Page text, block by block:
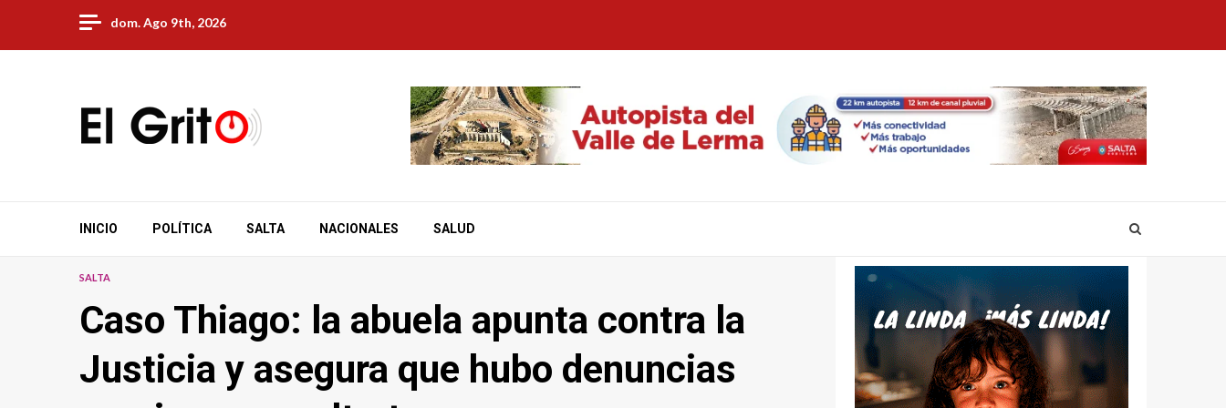
content
dom. Ago 9th, 2026
INICIO POLÍTICA SALTA NACIONALES SALUD
SALTA
Caso Thiago: la abuela apunta contra la
Justicia y asegura que hubo denuncias